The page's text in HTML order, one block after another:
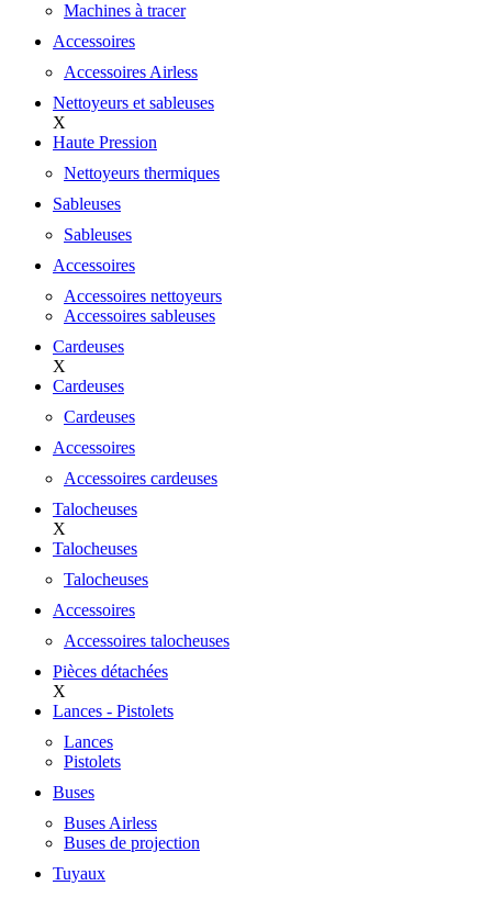
Machines à tracer
Accessoires
Accessoires Airless
Nettoyeurs et sableuses
X
Haute Pression
Nettoyeurs thermiques
Sableuses
Sableuses
Accessoires
Accessoires nettoyeurs
Accessoires sableuses
Cardeuses
X
Cardeuses
Cardeuses
Accessoires
Accessoires cardeuses
Talocheuses
X
Talocheuses
Talocheuses
Accessoires
Accessoires talocheuses
Pièces détachées
X
Lances - Pistolets
Lances
Pistolets
Buses
Buses Airless
Buses de projection
Tuyaux